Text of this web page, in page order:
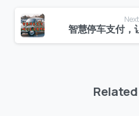
智慧停车支付，